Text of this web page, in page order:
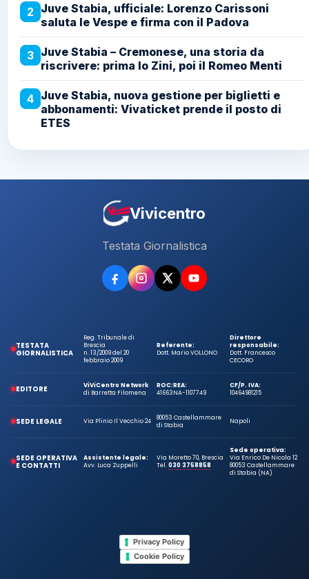
2 Juve Stabia, ufficiale: Lorenzo Carissoni
saluta le Vespe e firma con il Padova
3 Juve Stabia – Cremonese, una storia da
riscrivere: prima lo Zini, poi il Romeo Menti
4 Juve Stabia, nuova gestione per biglietti e
abbonamenti: Vivaticket prende il posto di
ETES
Vivicentro
Testata Giornalistica
TESTATA
GIORNALISTICA
Reg. Tribunale di
Brescia
n. 13/2009 del 20
febbraio 2009
Referente:
Dott. Mario VOLLONO
Direttore
responsabile:
Dott. Francesco
CECORO
EDITORE
ViViCentro Network
di Barretta Filomena
ROC:
41663
REA:
NA-1107749
CF/P. IVA:
10464981215
SEDE LEGALE Via Plinio Il Vecchio 24
80053 Castellammare
di Stabia
Napoli
SEDE OPERATIVA
E CONTATTI
Assistente legale:
Avv. Luca Zuppelli
Via Moretto 70, Brescia
Tel.030 3758858
Sede operativa:
Via Enrico De Nicola 12
80053 Castellammare
di Stabia (NA)
Privacy Policy
Cookie Policy